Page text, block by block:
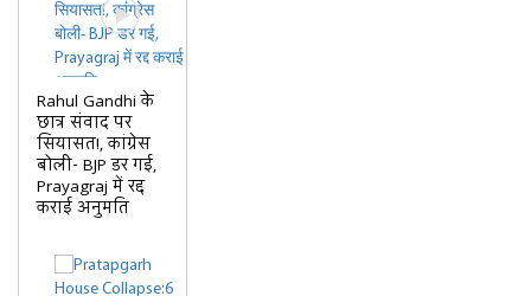
Rahul Gandhi के
छात्र संवाद पर
सियासत!, कांग्रेस
बोली- BJP डर गई,
Prayagraj में रद्द
कराई अनुमति